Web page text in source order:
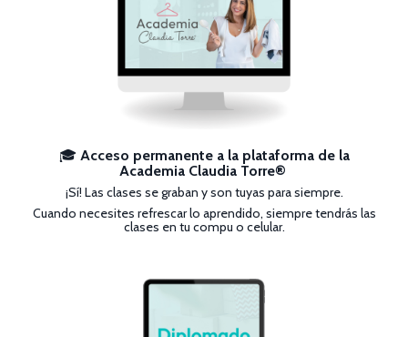
🎓 Acceso permanente a la plataforma de la
Academia Claudia Torre®
¡Sí! Las clases se graban y son tuyas para siempre.
Cuando necesites refrescar lo aprendido, siempre tendrás las
clases en tu compu o celular.